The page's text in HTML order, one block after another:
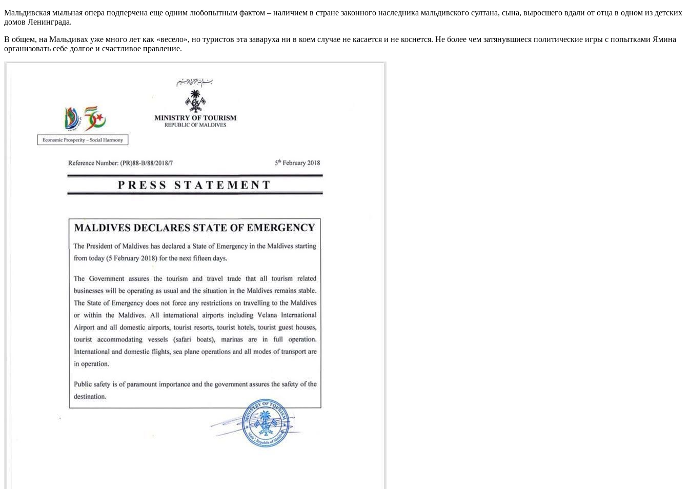
Мальдивская мыльная опера подперчена еще одним любопытным фактом – наличием в стране законного наследника мальдивского султана, сына, выросшего вдали от отца в одном из детских
домов Ленинграда.
В общем, на Мальдивах уже много лет как «весело», но туристов эта заваруха ни в коем случае не касается и не коснется. Не более чем затянувшиеся политические игры с попытками Ямина
организовать себе долгое и счастливое правление.